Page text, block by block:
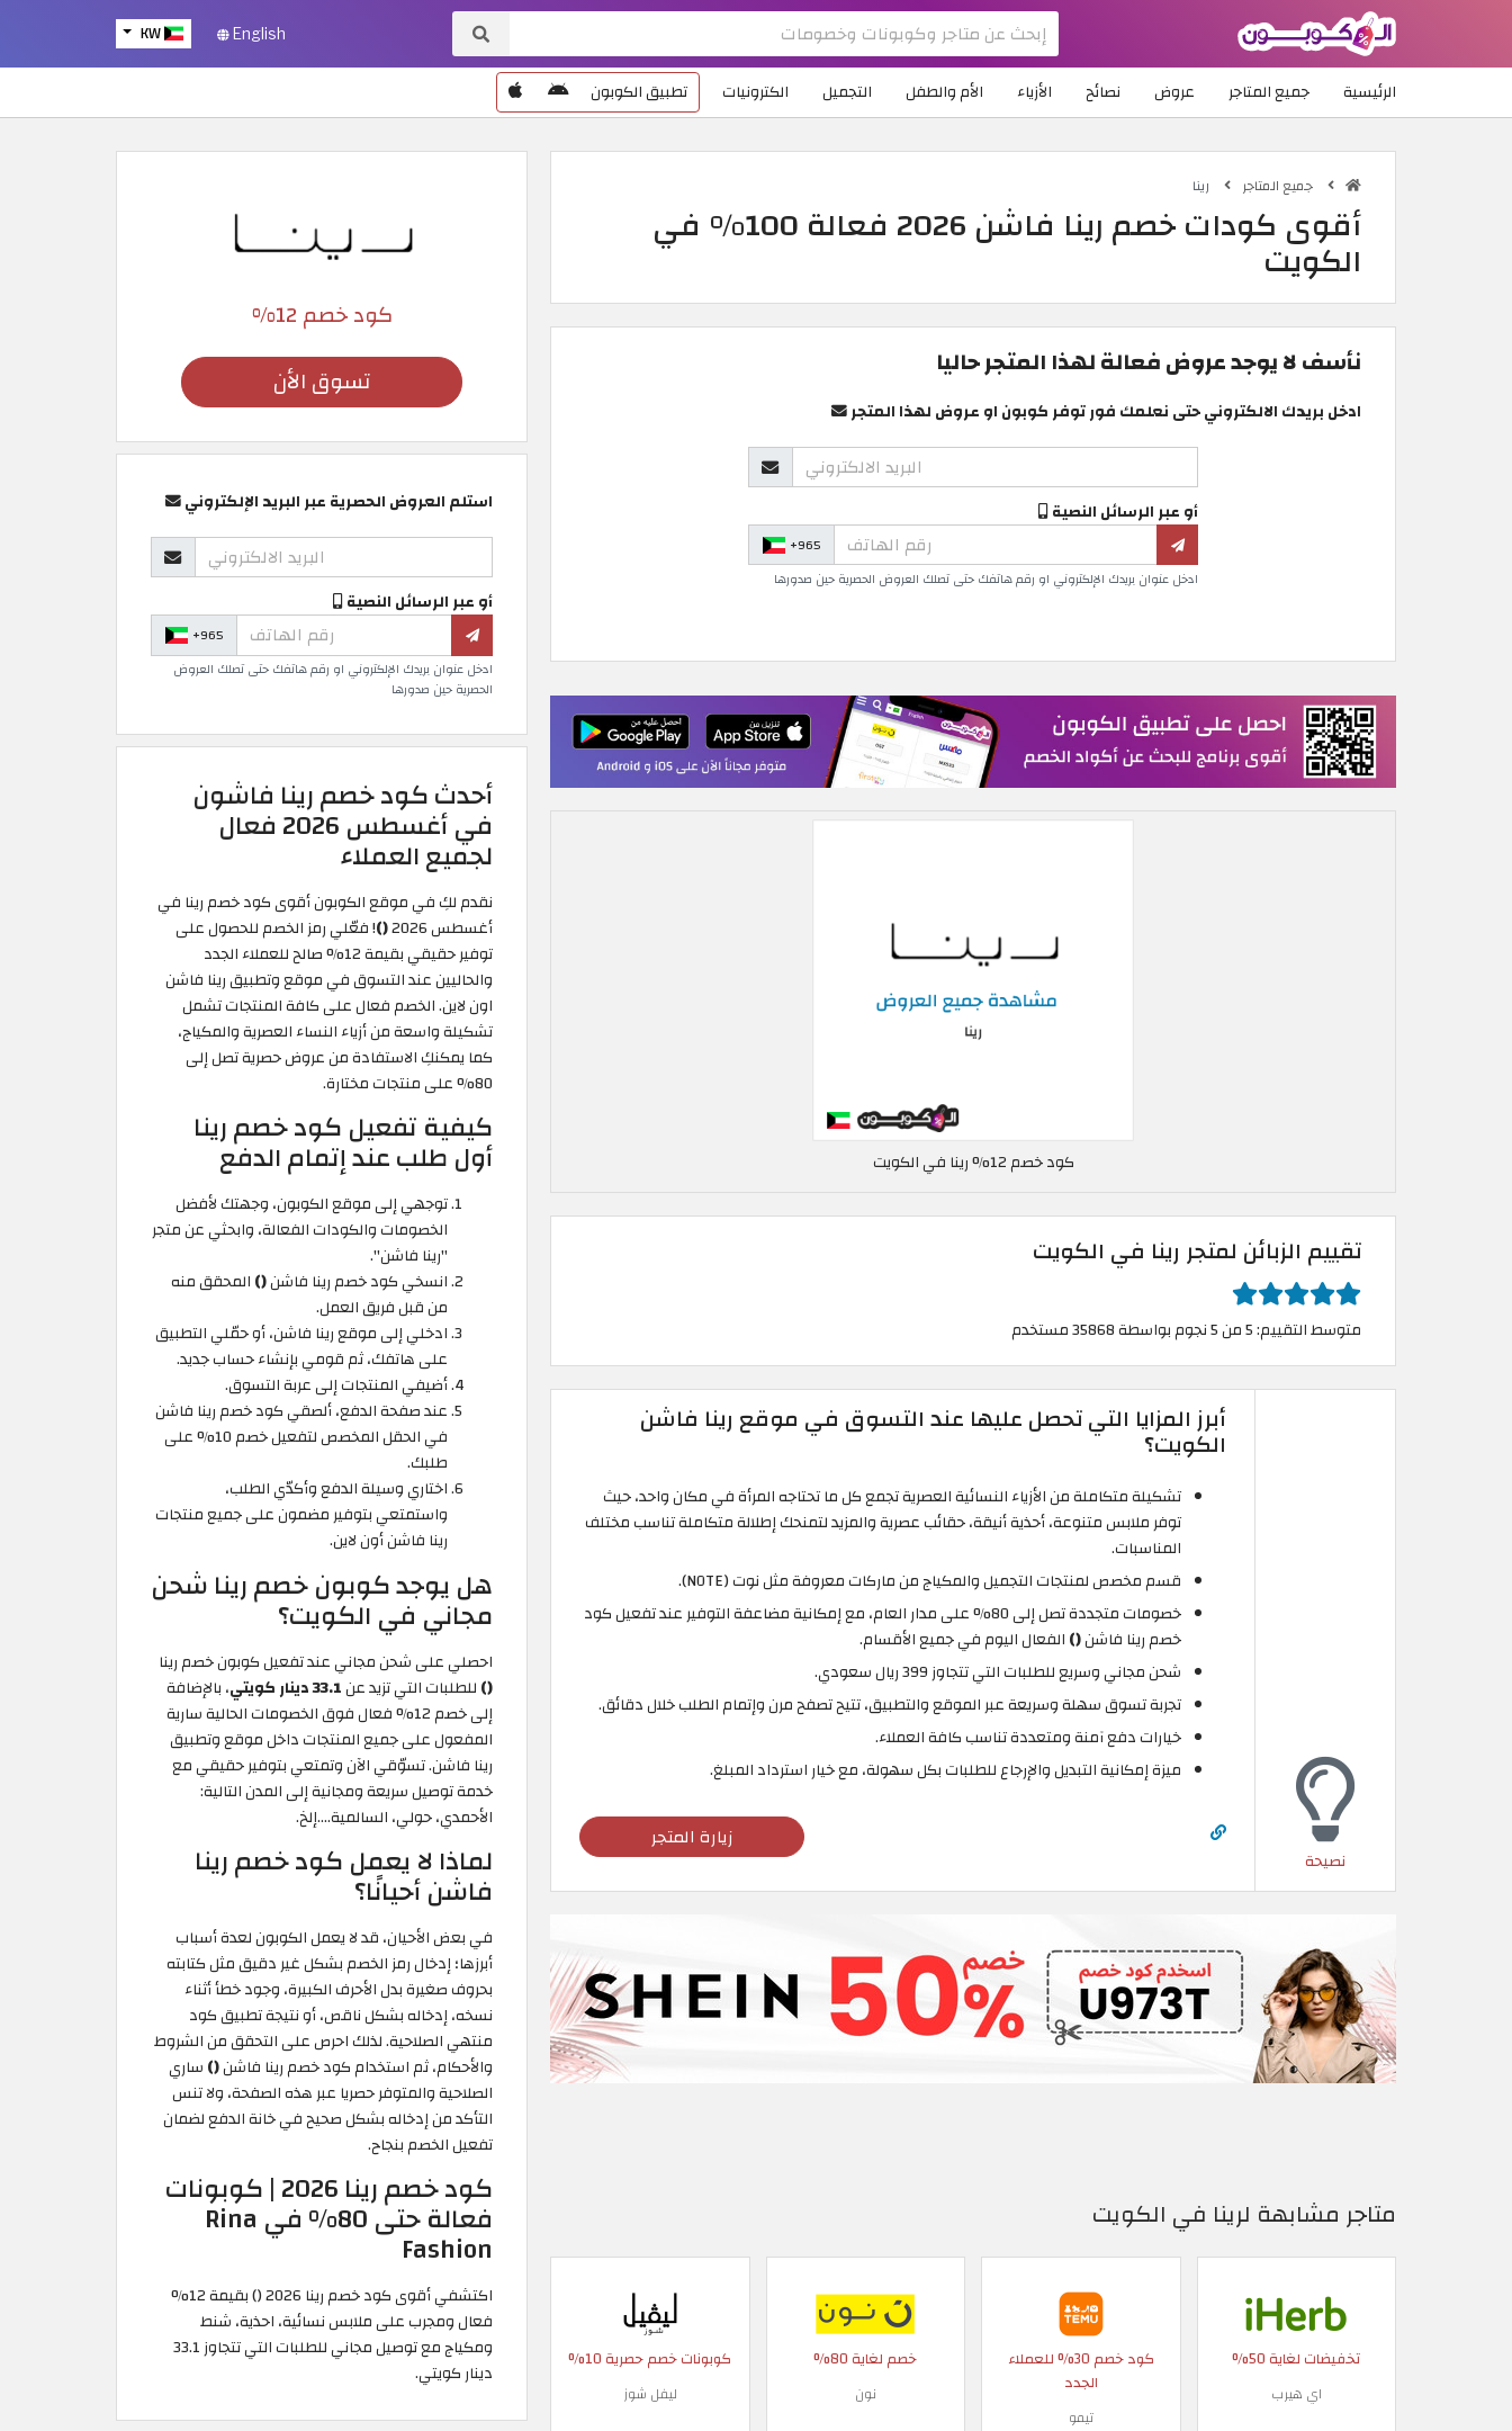
KW English
الرئيسية جميع المتاجر عروض نصائح الأزياء الأم والطفل التجميل الكترونيات تطبيق الكوبون
جميع المتاجر رينا
أقوى كودات خصم رينا فاشن 2026 فعالة 100% في
الكويت
نأسف لا يوجد عروض فعالة لهذا المتجر حاليا
ادخل بريدك الالكتروني حتى نعلمك فور توفر كوبون او عروض لهذا المتجر
أو عبر الرسائل النصية
+965
ادخل عنوان بريدك الإلكتروني او رقم هاتفك حتى تصلك العروض الحصرية حين صدورها
كود خصم 12% رينا في الكويت
تقييم الزبائن لمتجر رينا في الكويت
متوسط التقييم: 5 من 5 نجوم بواسطة 35868 مستخدم
نصيحة
أبرز المزايا التي تحصل عليها عند التسوق في موقع رينا فاشن
الكويت؟
تشكيلة متكاملة من الأزياء النسائية العصرية تجمع كل ما تحتاجه المرأة في مكان واحد، حيث
توفر ملابس متنوعة، أحذية أنيقة، حقائب عصرية والمزيد لتمنحك إطلالة متكاملة تناسب مختلف
المناسبات.
قسم مخصص لمنتجات التجميل والمكياج من ماركات معروفة مثل نوت (NOTE).
خصومات متجددة تصل إلى 80% على مدار العام، مع إمكانية مضاعفة التوفير عند تفعيل كود
خصم رينا فاشن() الفعال اليوم في جميع الأقسام.
شحن مجاني وسريع للطلبات التي تتجاوز 399 ريال سعودي.
تجربة تسوق سهلة وسريعة عبر الموقع والتطبيق، تتيح تصفح مرن وإتمام الطلب خلال دقائق.
خيارات دفع آمنة ومتعددة تناسب كافة العملاء.
ميزة إمكانية التبديل والإرجاع للطلبات بكل سهولة، مع خيار استرداد المبلغ.
زيارة المتجر
متاجر مشابهة لرينا في الكويت
تخفيضات لغاية 50%
اي هيرب
كود خصم 30% للعملاء
الجدد
تيمو
خصم لغاية 80%
نون
كوبونات خصم حصرية 10%
ليفل شوز
كود خصم 12%
تسوق الأن
استلم العروض الحصرية عبر البريد الإلكتروني
أو عبر الرسائل النصية
+965
ادخل عنوان بريدك الإلكتروني او رقم هاتفك حتى تصلك العروض
الحصرية حين صدورها
أحدث كود خصم رينا فاشون
في أغسطس 2026 فعال
لجميع العملاء
نقدم لكِ في موقع الكوبون أقوى كود خصم رينا في
أغسطس 2026
()! فعّلي رمز الخصم للحصول على
توفير حقيقي بقيمة 12% صالح للعملاء الجدد
والحاليين عند التسوق في موقع وتطبيق رينا فاشن
اون لاين. الخصم فعال على كافة المنتجات تشمل
تشكيلة واسعة من أزياء النساء العصرية والمكياج،
كما يمكنكِ الاستفادة من عروض حصرية تصل إلى
80% على منتجات مختارة.
كيفية تفعيل كود خصم رينا
أول طلب عند إتمام الدفع
توجهي إلى موقع الكوبون، وجهتك لأفضل
الخصومات والكودات الفعالة، وابحثي عن متجر
"رينا فاشن".
انسخي كود خصم رينا فاشن() المحقق منه
من قبل فريق العمل.
ادخلي إلى موقع رينا فاشن، أو حمّلي التطبيق
على هاتفك، ثم قومي بإنشاء حساب جديد.
أضيفي المنتجات إلى عربة التسوق.
عند صفحة الدفع، ألصقي كود خصم رينا فاشن
في الحقل المخصص لتفعيل خصم 10% على
طلبك.
اختاري وسيلة الدفع وأكدّي الطلب،
واستمتعي بتوفير مضمون على جميع منتجات
رينا فاشن أون لاين.
هل يوجد كوبون خصم رينا شحن
مجاني في الكويت؟
احصلي على شحن مجاني عند تفعيل كوبون خصم رينا
() للطلبات التي تزيد عن33.1 دينار كويتي
، بالإضافة
إلى خصم 12% فعال فوق الخصومات الحالية سارية
المفعول على جميع المنتجات داخل موقع وتطبيق
رينا فاشن. تسوّقي الآن وتمتعي بتوفير حقيقي مع
خدمة توصيل سريعة ومجانية إلى المدن التالية:
الأحمدي، حولي، السالمية....إلخ.
لماذا لا يعمل كود خصم رينا
فاشن أحيانًا؟
في بعض الأحيان، قد لا يعمل الكوبون لعدة أسباب
أبرزها؛ إدخال رمز الخصم بشكل غير دقيق مثل كتابته
بحروف صغيرة بدل الأحرف الكبيرة، وجود خطأ أثناء
نسخه، إدخاله بشكل ناقص، أو نتيجة تطبيق كود
منتهي الصلاحية. لذلك احرص على التحقق من الشروط
والأحكام، ثم استخدام كود خصم رينا فاشن() ساري
الصلاحية والمتوفر حصريا عبر هذه الصفحة، ولا تنس
التأكد من إدخاله بشكل صحيح في خانة الدفع لضمان
تفعيل الخصم بنجاح.
كود خصم رينا 2026 | كوبونات
فعالة حتى 80% في Rina
Fashion
اكتشفي أقوى كود خصم رينا 2026 () بقيمة 12%
فعال ومجرب على ملابس نسائية، احذية، شنط
ومكياج مع توصيل مجاني للطلبات التي تتجاوز 33.1
دينار كويتي.